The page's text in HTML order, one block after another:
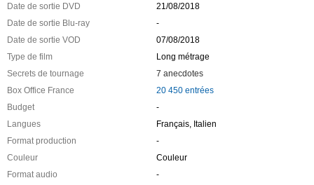
Date de sortie DVD
21/08/2018
Date de sortie Blu-ray
-
Date de sortie VOD
07/08/2018
Type de film
Long métrage
Secrets de tournage
7 anecdotes
Box Office France
20 450 entrées
Budget
-
Langues
Français, Italien
Format production
-
Couleur
Couleur
Format audio
-